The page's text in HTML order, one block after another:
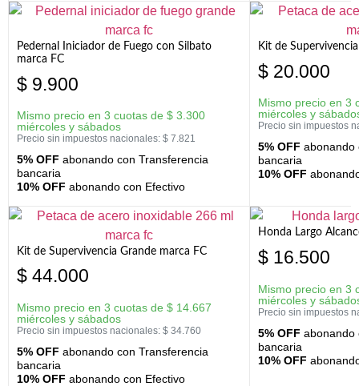
Pedernal Iniciador de Fuego con Silbato
marca FC
$ 9.900
Mismo precio en 3 cuotas de $ 3.300
miércoles y sábados
Precio sin impuestos nacionales: $ 7.821
5% OFF abonando con Transferencia
bancaria
10% OFF abonando con Efectivo
Kit de
$ 20.000
Mismo precio en 3
miércoles y
Precio sin impuestos
5% OFF abonando
bancaria
10% OFF
Kit de Supervivencia Grande marca FC
$ 44.000
Mismo precio en 3 cuotas de $ 14.667
miércoles y sábados
Precio sin impuestos nacionales: $ 34.760
5% OFF abonando con Transferencia
bancaria
10% OFF abonando con Efectivo
Honda Largo
$ 16.500
Mismo precio en 3
miércoles y
Precio sin impuestos
5% OFF abonando
bancaria
10% OFF